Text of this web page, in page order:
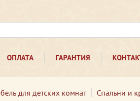
ОПЛАТА ГАРАНТИЯ
для детских комнат Спальни и